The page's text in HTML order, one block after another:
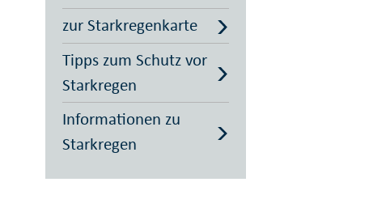
zur Starkregenkarte
Tipps zum Schutz vor
Starkregen
Informationen zu
Starkregen